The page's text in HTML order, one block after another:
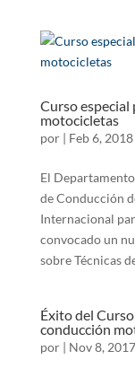
Curso
motocicletas
por | Feb 6, 2018
El
de Conducción
Internacional
convocado un
sobre Técnicas
Éxito del
conducción
por | Nov 8, 2017